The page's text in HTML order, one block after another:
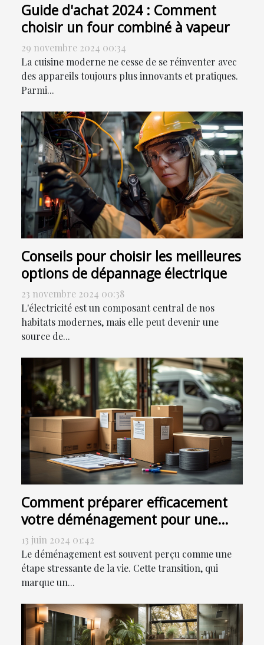
Guide d'achat 2024 : Comment
choisir un four combiné à vapeur
29 novembre 2024 00:34
La cuisine moderne ne cesse de se réinventer avec
des appareils toujours plus innovants et pratiques.
Parmi...
Conseils pour choisir les meilleures
options de dépannage électrique
23 novembre 2024 00:38
L'électricité est un composant central de nos
habitats modernes, mais elle peut devenir une
source de...
Comment préparer efficacement
votre déménagement pour une
transition en douceur
13 juin 2024 01:42
Le déménagement est souvent perçu comme une
étape stressante de la vie. Cette transition, qui
marque un...